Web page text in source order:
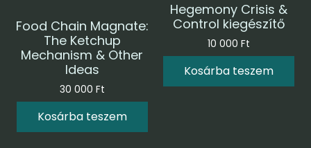
Food Chain Magnate:
The Ketchup
Mechanism & Other
Ideas
30 000 Ft
Kosárba teszem
Hegemony Crisis &
Control kiegészítő
10 000Ft
Kosárba teszem